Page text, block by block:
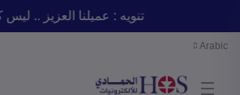
تنويه : عميلنا العزيز
Arabic